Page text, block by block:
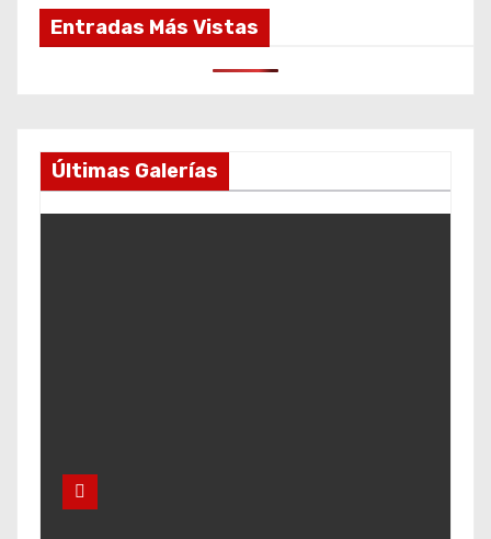
Entradas Más Vistas
Últimas Galerías